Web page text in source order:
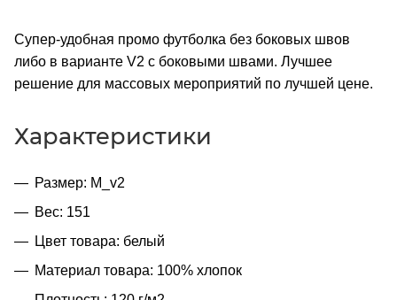
Супер-удобная промо футболка без боковых швов
либо в варианте V2 с боковыми швами. Лучшее
решение для массовых мероприятий по лучшей цене.
Характеристики
Размер: M_v2
Вес: 151
Цвет товара: белый
Материал товара: 100% хлопок